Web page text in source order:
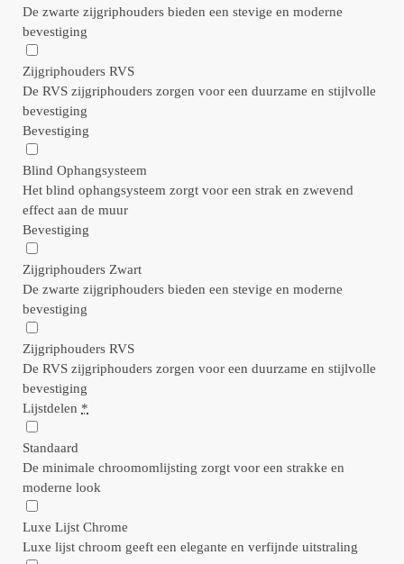
De zwarte zijgriphouders bieden een stevige en moderne
bevestiging
Zijgriphouders RVS
De RVS zijgriphouders zorgen voor een duurzame en stijlvolle
bevestiging
Bevestiging
Blind Ophangsysteem
Het blind ophangsysteem zorgt voor een strak en zwevend
effect aan de muur
Bevestiging
Zijgriphouders Zwart
De zwarte zijgriphouders bieden een stevige en moderne
bevestiging
Zijgriphouders RVS
De RVS zijgriphouders zorgen voor een duurzame en stijlvolle
bevestiging
Lijstdelen *
Standaard
De minimale chroomomlijsting zorgt voor een strakke en
moderne look
Luxe Lijst Chrome
Luxe lijst chroom geeft een elegante en verfijnde uitstraling